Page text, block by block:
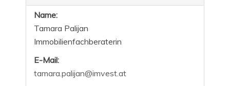
Name:
Tamara Palijan
Immobilienfachberaterin
E-Mail:
tamara.palijan@imvest.at